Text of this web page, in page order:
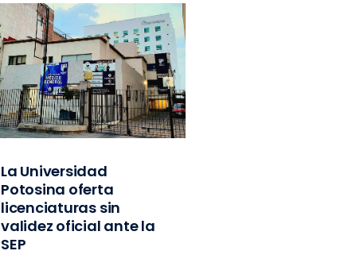
La Universidad
Potosina oferta
licenciaturas sin
validez oficial ante la
SEP